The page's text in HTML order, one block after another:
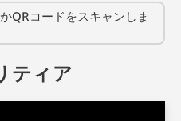
QRコードをスキャンしま
ティア